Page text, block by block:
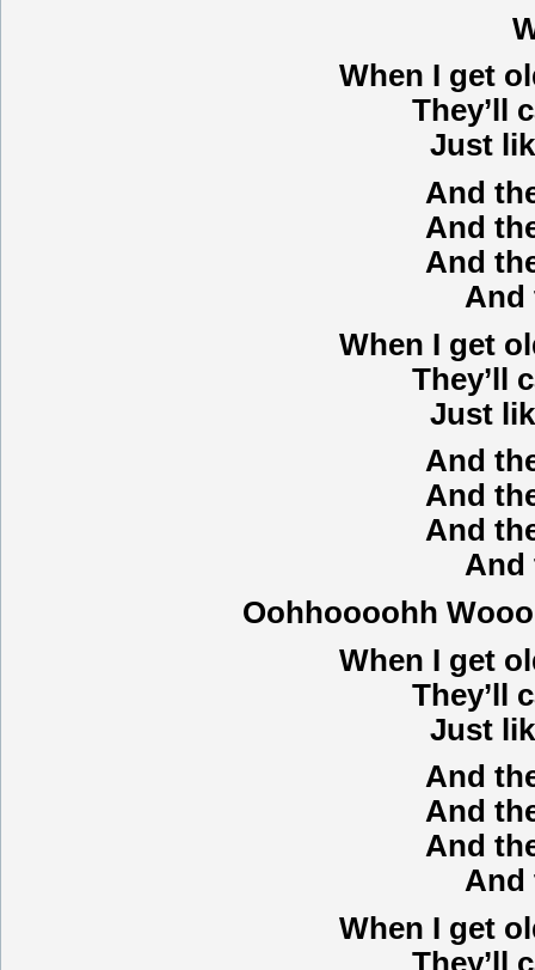
When I get
They’ll
Just
And
And
And
And
When I get
They’ll
Just
And
And
And
And
Oohhoooohh
When I get
They’ll
Just
And
And
And
And
When I get
They’ll